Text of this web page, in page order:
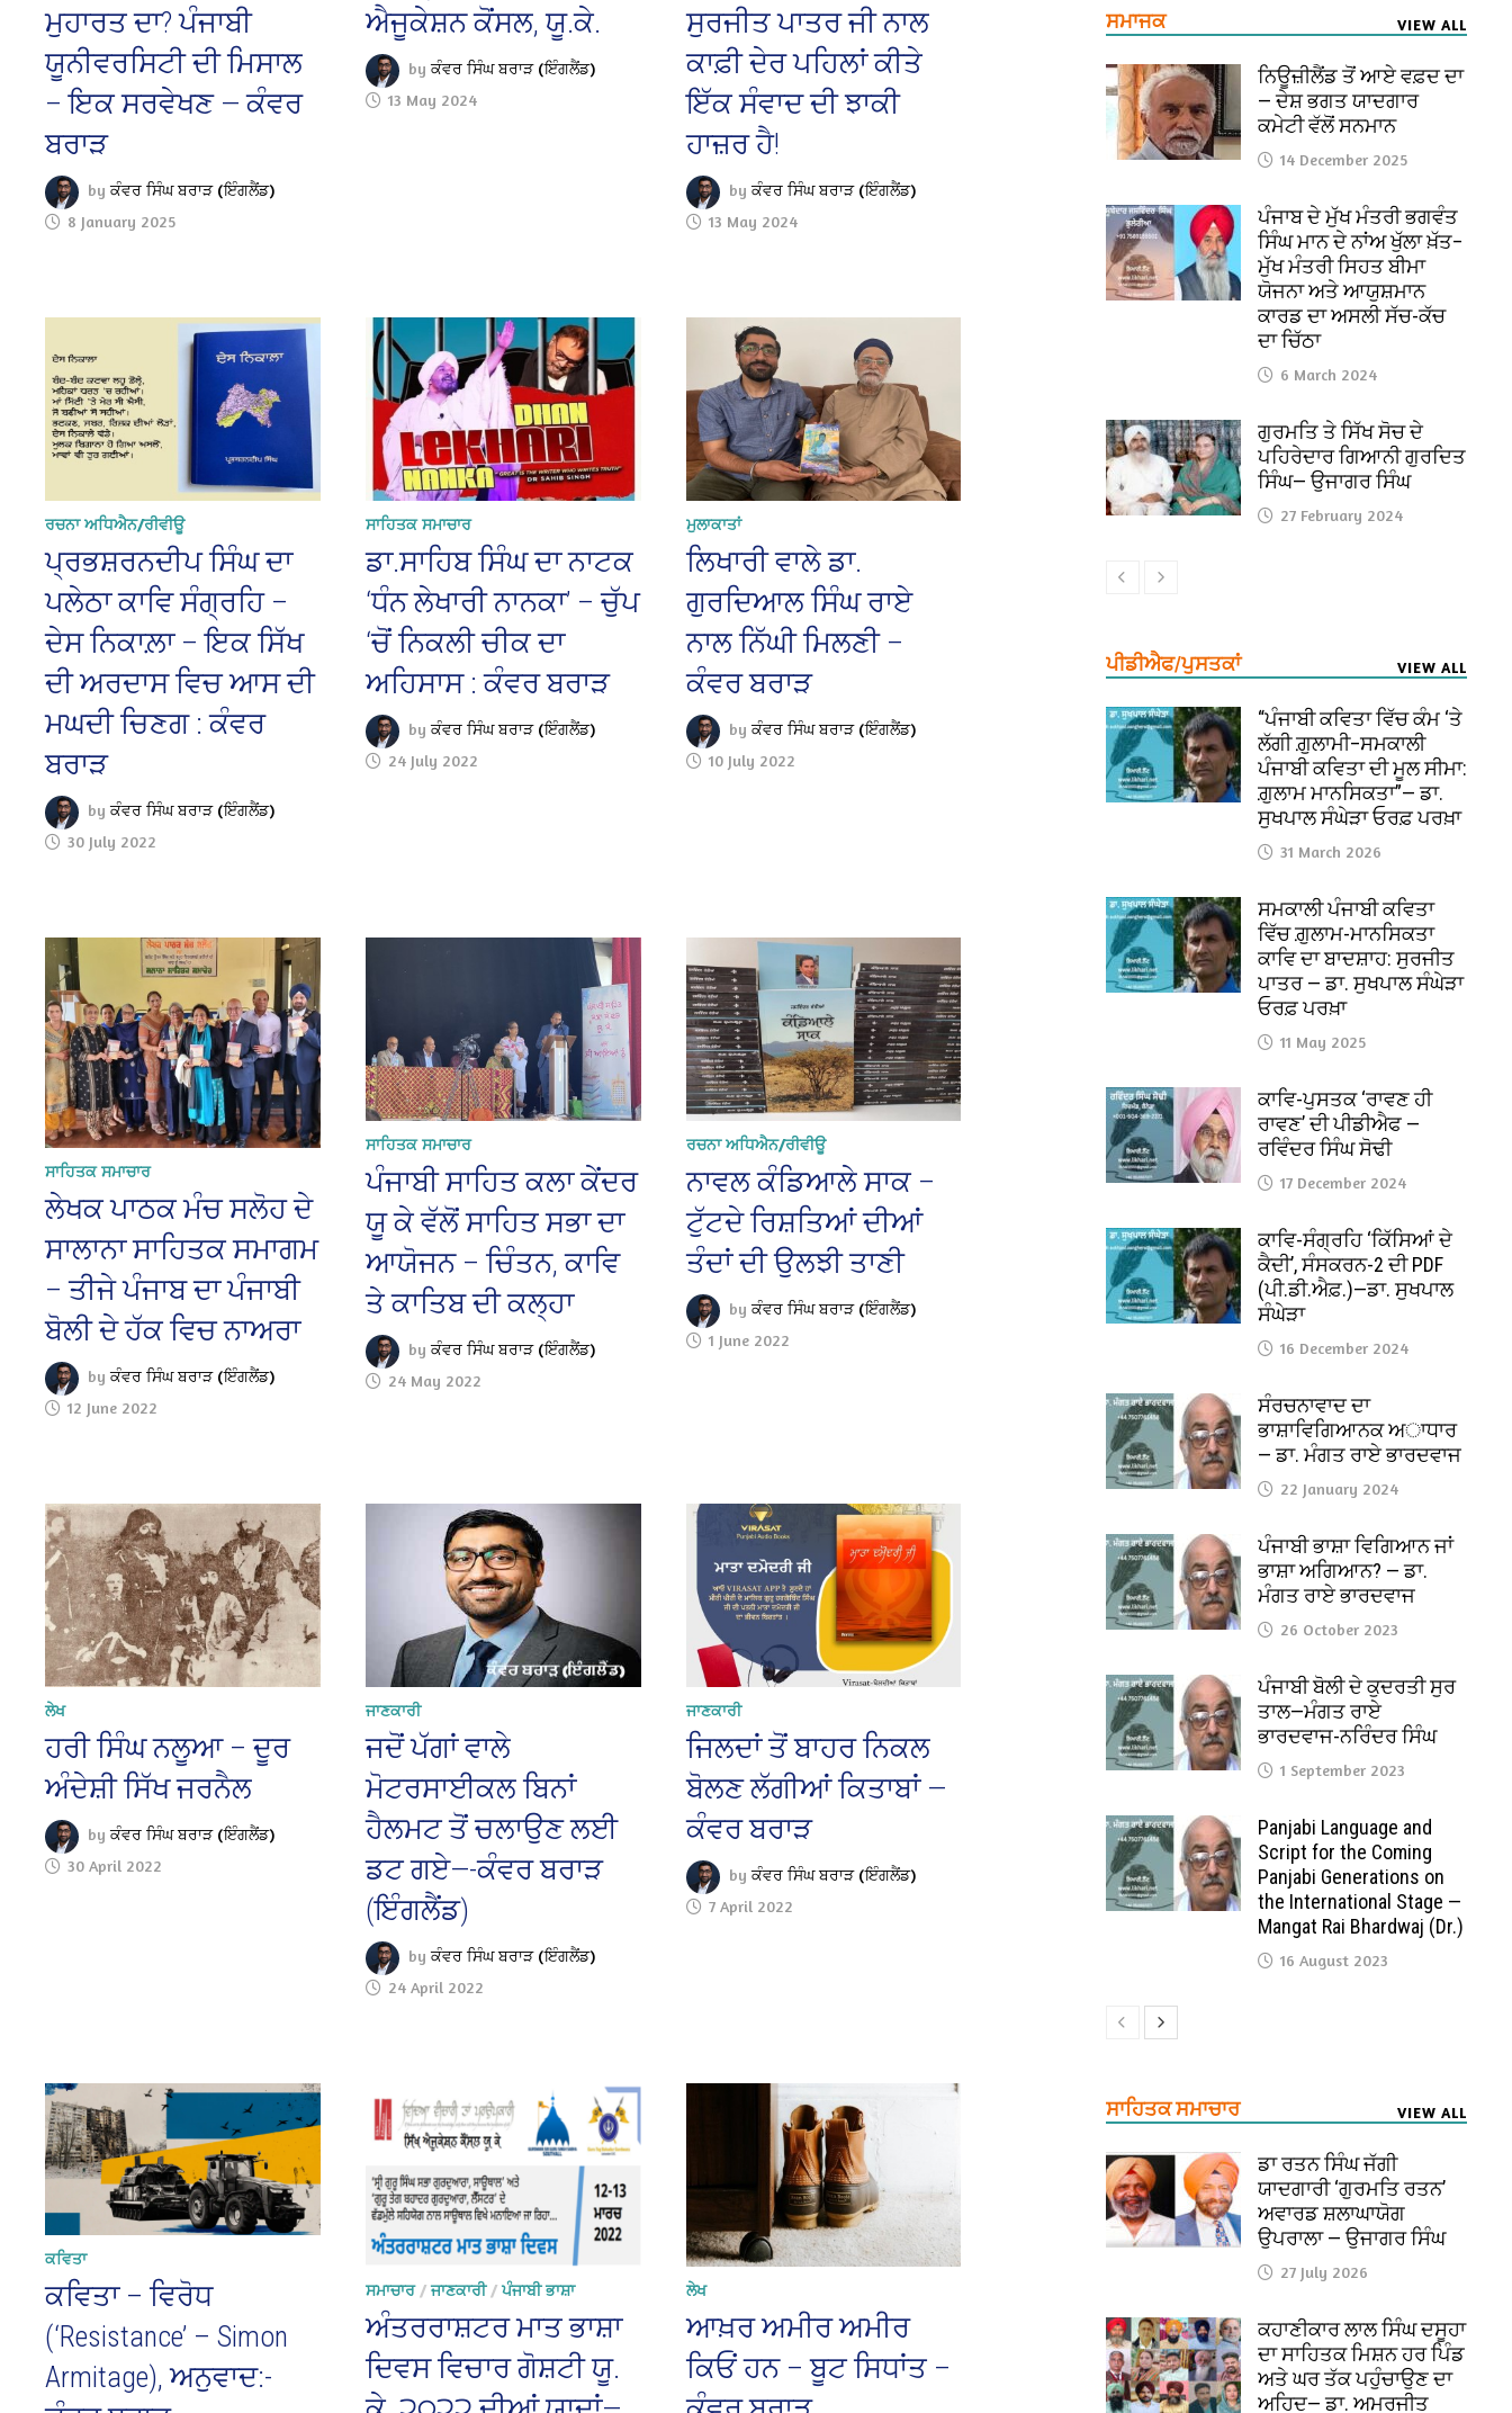
ਮੁਹਾਰਤ ਦਾ? ਪੰਜਾਬੀ
ਯੂਨੀਵਰਸਿਟੀ ਦੀ ਮਿਸਾਲ
– ਇਕ ਸਰਵੇਖਣ — ਕੰਵਰ
ਬਰਾੜ
byਕੰਵਰ ਸਿੰਘ ਬਰਾੜ (ਇੰਗਲੈਂਡ)
8 January 2025
ਐਜੂਕੇਸ਼ਨ ਕੋਂਸਲ, ਯੂ.ਕੇ.
byਕੰਵਰ ਸਿੰਘ ਬਰਾੜ (ਇੰਗਲੈਂਡ)
13 May 2024
ਸੁਰਜੀਤ ਪਾਤਰ ਜੀ ਨਾਲ
ਕਾਫ਼ੀ ਦੇਰ ਪਹਿਲਾਂ ਕੀਤੇ
ਇੱਕ ਸੰਵਾਦ ਦੀ ਝਾਕੀ
ਹਾਜ਼ਰ ਹੈ!
byਕੰਵਰ ਸਿੰਘ ਬਰਾੜ (ਇੰਗਲੈਂਡ)
13 May 2024
ਰਚਨਾ ਅਧਿਐਨ/ਰੀਵੀਊ
ਪ੍ਰਭਸ਼ਰਨਦੀਪ ਸਿੰਘ ਦਾ
ਪਲੇਠਾ ਕਾਵਿ ਸੰਗ੍ਰਹਿ –
ਦੇਸ ਨਿਕਾਲ਼ਾ – ਇਕ ਸਿੱਖ
ਦੀ ਅਰਦਾਸ ਵਿਚ ਆਸ ਦੀ
ਮਘਦੀ ਚਿਣਗ : ਕੰਵਰ
ਬਰਾੜ
byਕੰਵਰ ਸਿੰਘ ਬਰਾੜ (ਇੰਗਲੈਂਡ)
30 July 2022
ਸਾਹਿਤਕ ਸਮਾਚਾਰ
ਡਾ.ਸਾਹਿਬ ਸਿੰਘ ਦਾ ਨਾਟਕ
‘ਧੰਨ ਲੇਖਾਰੀ ਨਾਨਕਾ’ – ਚੁੱਪ
‘ਚੋਂ ਨਿਕਲੀ ਚੀਕ ਦਾ
ਅਹਿਸਾਸ : ਕੰਵਰ ਬਰਾੜ
byਕੰਵਰ ਸਿੰਘ ਬਰਾੜ (ਇੰਗਲੈਂਡ)
24 July 2022
ਮੁਲਾਕਾਤਾਂ
ਲਿਖਾਰੀ ਵਾਲੇ ਡਾ.
ਗੁਰਦਿਆਲ ਸਿੰਘ ਰਾਏ
ਨਾਲ ਨਿੱਘੀ ਮਿਲਣੀ –
ਕੰਵਰ ਬਰਾੜ
byਕੰਵਰ ਸਿੰਘ ਬਰਾੜ (ਇੰਗਲੈਂਡ)
10 July 2022
ਸਾਹਿਤਕ ਸਮਾਚਾਰ
ਲੇਖਕ ਪਾਠਕ ਮੰਚ ਸਲੋਹ ਦੇ
ਸਾਲਾਨਾ ਸਾਹਿਤਕ ਸਮਾਗਮ
– ਤੀਜੇ ਪੰਜਾਬ ਦਾ ਪੰਜਾਬੀ
ਬੋਲੀ ਦੇ ਹੱਕ ਵਿਚ ਨਾਅਰਾ
byਕੰਵਰ ਸਿੰਘ ਬਰਾੜ (ਇੰਗਲੈਂਡ)
12 June 2022
ਸਾਹਿਤਕ ਸਮਾਚਾਰ
ਪੰਜਾਬੀ ਸਾਹਿਤ ਕਲਾ ਕੇਂਦਰ
ਯੂ ਕੇ ਵੱਲੋਂ ਸਾਹਿਤ ਸਭਾ ਦਾ
ਆਯੋਜਨ – ਚਿੰਤਨ, ਕਾਵਿ
ਤੇ ਕਾਤਿਬ ਦੀ ਕਲ੍ਹਾ
byਕੰਵਰ ਸਿੰਘ ਬਰਾੜ (ਇੰਗਲੈਂਡ)
24 May 2022
ਰਚਨਾ ਅਧਿਐਨ/ਰੀਵੀਊ
ਨਾਵਲ ਕੰਡਿਆਲੇ ਸਾਕ –
ਟੁੱਟਦੇ ਰਿਸ਼ਤਿਆਂ ਦੀਆਂ
ਤੰਦਾਂ ਦੀ ਉਲਝੀ ਤਾਣੀ
byਕੰਵਰ ਸਿੰਘ ਬਰਾੜ (ਇੰਗਲੈਂਡ)
1 June 2022
ਲੇਖ
ਹਰੀ ਸਿੰਘ ਨਲੂਆ – ਦੂਰ
ਅੰਦੇਸ਼ੀ ਸਿੱਖ ਜਰਨੈਲ
byਕੰਵਰ ਸਿੰਘ ਬਰਾੜ (ਇੰਗਲੈਂਡ)
30 April 2022
ਜਾਣਕਾਰੀ
ਜਦੋਂ ਪੱਗਾਂ ਵਾਲੇ
ਮੋਟਰਸਾਈਕਲ ਬਿਨਾਂ
ਹੈਲਮਟ ਤੋਂ ਚਲਾਉਣ ਲਈ
ਡਟ ਗਏ—-ਕੰਵਰ ਬਰਾੜ
(ਇੰਗਲੈਂਡ)
byਕੰਵਰ ਸਿੰਘ ਬਰਾੜ (ਇੰਗਲੈਂਡ)
24 April 2022
ਜਾਣਕਾਰੀ
ਜਿਲਦਾਂ ਤੋਂ ਬਾਹਰ ਨਿਕਲ
ਬੋਲਣ ਲੱਗੀਆਂ ਕਿਤਾਬਾਂ —
ਕੰਵਰ ਬਰਾੜ
byਕੰਵਰ ਸਿੰਘ ਬਰਾੜ (ਇੰਗਲੈਂਡ)
7 April 2022
ਕਵਿਤਾ
ਕਵਿਤਾ – ਵਿਰੋਧ
(‘Resistance’ – Simon
Armitage), ਅਨੁਵਾਦ:-
ਸਮਾਚਾਰ/ਜਾਣਕਾਰੀ/ਪੰਜਾਬੀ ਭਾਸ਼ਾ
ਅੰਤਰਰਾਸ਼ਟਰ ਮਾਤ ਭਾਸ਼ਾ
ਦਿਵਸ ਵਿਚਾਰ ਗੋਸ਼ਟੀ ਯੂ.
ਲੇਖ
ਆਖ਼ਰ ਅਮੀਰ ਅਮੀਰ
ਕਿਓਂ ਹਨ – ਬੂਟ ਸਿਧਾਂਤ –
ਸਮਾਜਕ VIEW ALL
ਨਿਊਜ਼ੀਲੈਂਡ ਤੋਂ ਆਏ ਵਫ਼ਦ ਦਾ
— ਦੇਸ਼ ਭਗਤ ਯਾਦਗਾਰ
ਕਮੇਟੀ ਵੱਲੋਂ ਸਨਮਾਨ
14 December 2025
ਪੰਜਾਬ ਦੇ ਮੁੱਖ ਮੰਤਰੀ ਭਗਵੰਤ
ਸਿੰਘ ਮਾਨ ਦੇ ਨਾਂਅ ਖੁੱਲਾ ਖ਼ੱਤ–
ਮੁੱਖ ਮੰਤਰੀ ਸਿਹਤ ਬੀਮਾ
ਯੋਜਨਾ ਅਤੇ ਆਯੁਸ਼ਮਾਨ
ਕਾਰਡ ਦਾ ਅਸਲੀ ਸੱਚ-ਕੱਚ
ਦਾ ਚਿੱਠਾ
6 March 2024
ਗੁਰਮਤਿ ਤੇ ਸਿੱਖ ਸੋਚ ਦੇ
ਪਹਿਰੇਦਾਰ ਗਿਆਨੀ ਗੁਰਦਿਤ
ਸਿੰਘ— ਉਜਾਗਰ ਸਿੰਘ
27 February 2024
ਪੀਡੀਐਫ/ਪੁਸਤਕਾਂ VIEW ALL
“ਪੰਜਾਬੀ ਕਵਿਤਾ ਵਿੱਚ ਕੰਮ ‘ਤੇ
ਲੱਗੀ ਗ਼ੁਲਾਮੀ–ਸਮਕਾਲੀ
ਪੰਜਾਬੀ ਕਵਿਤਾ ਦੀ ਮੂਲ ਸੀਮਾ:
ਗ਼ੁਲਾਮ ਮਾਨਸਿਕਤਾ”— ਡਾ.
ਸੁਖਪਾਲ ਸੰਘੇੜਾ ਓਰਫ਼ ਪਰਖ਼ਾ
31 March 2026
ਸਮਕਾਲੀ ਪੰਜਾਬੀ ਕਵਿਤਾ
ਵਿੱਚ ਗ਼ੁਲਾਮ-ਮਾਨਸਿਕਤਾ
ਕਾਵਿ ਦਾ ਬਾਦਸ਼ਾਹ: ਸੁਰਜੀਤ
ਪਾਤਰ — ਡਾ. ਸੁਖਪਾਲ ਸੰਘੇੜਾ
ਓਰਫ਼ ਪਰਖ਼ਾ
11 May 2025
ਕਾਵਿ-ਪੁਸਤਕ ‘ਰਾਵਣ ਹੀ
ਰਾਵਣ’ ਦੀ ਪੀਡੀਐਫ —
ਰਵਿੰਦਰ ਸਿੰਘ ਸੋਢੀ
17 December 2024
ਕਾਵਿ-ਸੰਗ੍ਰਹਿ ‘ਕਿੱਸਿਆਂ ਦੇ
ਕੈਦੀ’, ਸੰਸਕਰਨ-2 ਦੀ PDF
(ਪੀ.ਡੀ.ਐਫ਼.)—ਡਾ. ਸੁਖਪਾਲ
ਸੰਘੇੜਾ
16 December 2024
ਸੰਰਚਨਾਵਾਦ ਦਾ
ਭਾਸ਼ਾਵਿਗਿਆਨਕ ਅਾਧਾਰ
— ਡਾ. ਮੰਗਤ ਰਾਏ ਭਾਰਦਵਾਜ
22 January 2024
ਪੰਜਾਬੀ ਭਾਸ਼ਾ ਵਿਗਿਆਨ ਜਾਂ
ਭਾਸ਼ਾ ਅਗਿਆਨ? — ਡਾ.
ਮੰਗਤ ਰਾਏ ਭਾਰਦਵਾਜ
26 October 2023
ਪੰਜਾਬੀ ਬੋਲੀ ਦੇ ਕੁਦਰਤੀ ਸੁਰ
ਤਾਲ—ਮੰਗਤ ਰਾਏ
ਭਾਰਦਵਾਜ-ਨਰਿੰਦਰ ਸਿੰਘ
1 September 2023
Panjabi Language and
Script for the Coming
Panjabi Generations on
the International Stage —
Mangat Rai Bhardwaj (Dr.)
16 August 2023
ਸਾਹਿਤਕ ਸਮਾਚਾਰ VIEW ALL
ਡਾ ਰਤਨ ਸਿੰਘ ਜੱਗੀ
ਯਾਦਗਾਰੀ ‘ਗੁਰਮਤਿ ਰਤਨ’
ਅਵਾਰਡ ਸ਼ਲਾਘਾਯੋਗ
ਉਪਰਾਲਾ — ਉਜਾਗਰ ਸਿੰਘ
27 July 2026
ਕਹਾਣੀਕਾਰ ਲਾਲ ਸਿੰਘ ਦਸੂਹਾ
ਦਾ ਸਾਹਿਤਕ ਮਿਸ਼ਨ ਹਰ ਪਿੰਡ
ਅਤੇ ਘਰ ਤੱਕ ਪਹੁੰਚਾਉਣ ਦਾ
ਅਹਿਦ— ਡਾ. ਅਮਰਜੀਤ